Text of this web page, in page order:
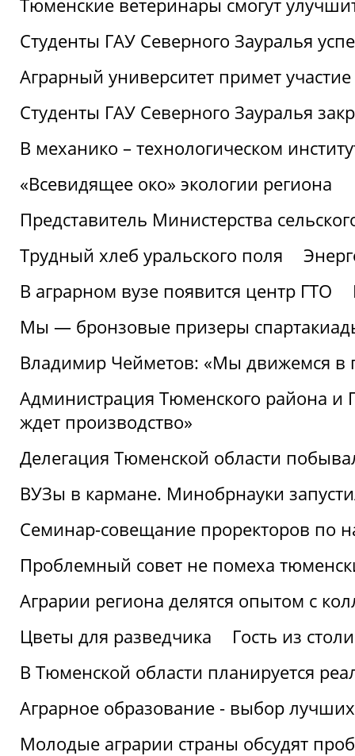
Тюменские ветеринары смогут
Студенты ГАУ Северного Зауралья
Аграрный университет примет
Студенты ГАУ Северного Зауралья
В механико – технологическом
«Всевидящее око» экологии региона
Представитель Министерства
Трудный хлеб уральского поля
В аграрном вузе появится центр ГТО
Мы — бронзовые призеры
Владимир Чейметов: «Мы движемся в
Администрация Тюменского района и
ждет производство»
Делегация Тюменской области
ВУЗы в кармане. Минобрнауки
Семинар-совещание проректоров по
Проблемный совет не помеха
Аграрии региона делятся опытом с
Цветы для разведчика
Гость из
В Тюменской области планируется
Аграрное образование - выбор лучших
Молодые аграрии страны обсудят